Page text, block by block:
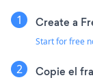
Create a
Start for free
Copie el